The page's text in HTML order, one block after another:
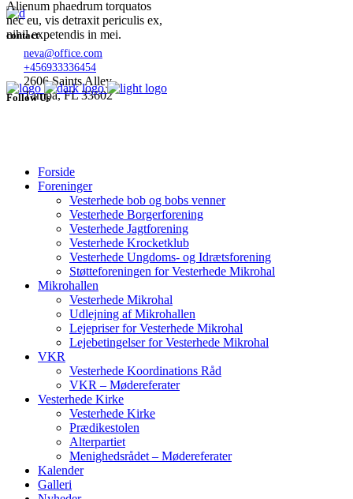
Alienum phaedrum torquatos
nec eu, vis detraxit periculis ex,
nihil expetendis in mei.
contact
neva@office.com
+456933336454
2606 Saints Alley
Tampa, FL 33602
Follow Us
Forside
Foreninger
Vesterhede bob og bobs venner
Vesterhede Borgerforening
Vesterhede Jagtforening
Vesterhede Krocketklub
Vesterhede Ungdoms- og Idrætsforening
Støtteforeningen for Vesterhede Mikrohal
Mikrohallen
Vesterhede Mikrohal
Udlejning af Mikrohallen
Lejepriser for Vesterhede Mikrohal
Lejebetingelser for Vesterhede Mikrohal
VKR
Vesterhede Koordinations Råd
VKR – Mødereferater
Vesterhede Kirke
Vesterhede Kirke
Prædikestolen
Alterpartiet
Menighedsrådet – Mødereferater
Kalender
Galleri